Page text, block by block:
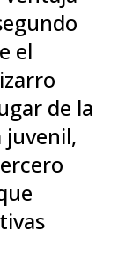
el
de la
juvenil,